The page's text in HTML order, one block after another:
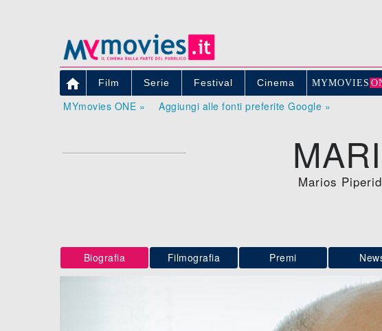
 Film Serie Festival Cinema MYMOVIE S
MYmovies ONE » Aggiungi alle fonti preferite Google »
Marios
Biografia Filmografia Premi